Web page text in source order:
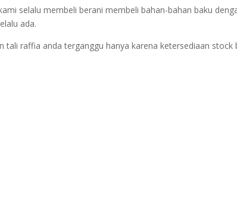
selalu membeli berani membeli bahan-bahan baku
ada.
tali raffia anda terganggu hanya karena ketersediaan stock